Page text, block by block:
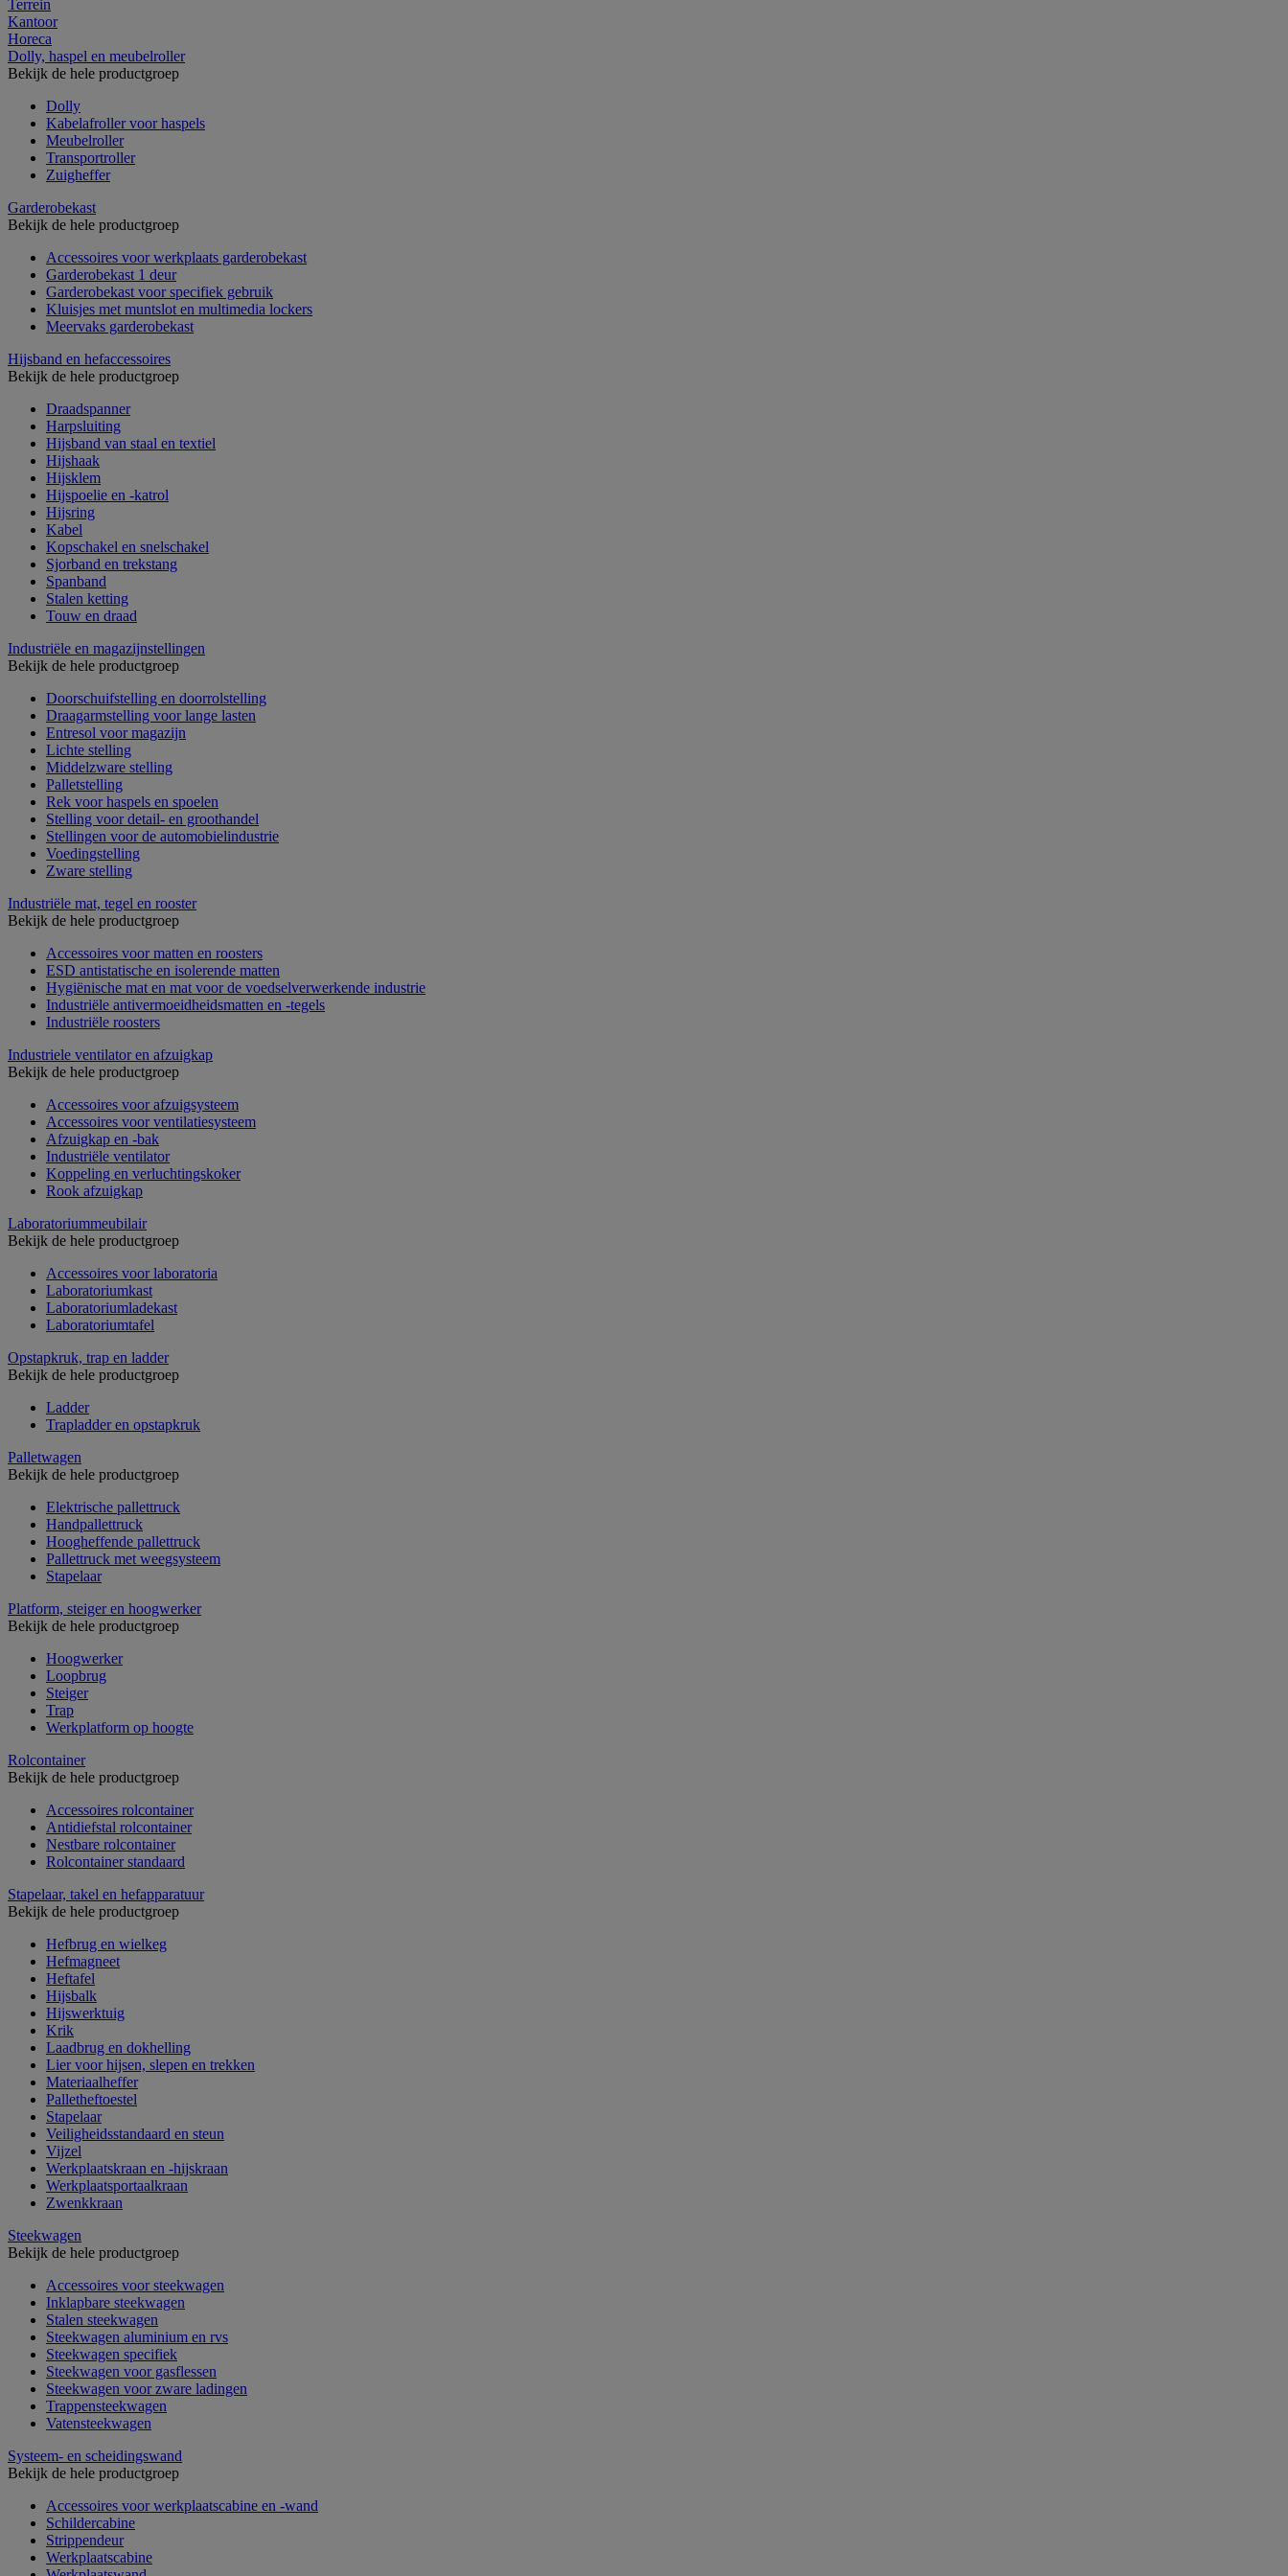
Terrein
Kantoor
Horeca
Dolly, haspel en meubelroller
Bekijk de hele productgroep
Dolly
Kabelafroller voor haspels
Meubelroller
Transportroller
Zuigheffer
Garderobekast
Bekijk de hele productgroep
Accessoires voor werkplaats garderobekast
Garderobekast 1 deur
Garderobekast voor specifiek gebruik
Kluisjes met muntslot en multimedia lockers
Meervaks garderobekast
Hijsband en hefaccessoires
Bekijk de hele productgroep
Draadspanner
Harpsluiting
Hijsband van staal en textiel
Hijshaak
Hijsklem
Hijspoelie en -katrol
Hijsring
Kabel
Kopschakel en snelschakel
Sjorband en trekstang
Spanband
Stalen ketting
Touw en draad
Industriële en magazijnstellingen
Bekijk de hele productgroep
Doorschuifstelling en doorrolstelling
Draagarmstelling voor lange lasten
Entresol voor magazijn
Lichte stelling
Middelzware stelling
Palletstelling
Rek voor haspels en spoelen
Stelling voor detail- en groothandel
Stellingen voor de automobielindustrie
Voedingstelling
Zware stelling
Industriële mat, tegel en rooster
Bekijk de hele productgroep
Accessoires voor matten en roosters
ESD antistatische en isolerende matten
Hygiënische mat en mat voor de voedselverwerkende industrie
Industriële antivermoeidheidsmatten en -tegels
Industriële roosters
Industriele ventilator en afzuigkap
Bekijk de hele productgroep
Accessoires voor afzuigsysteem
Accessoires voor ventilatiesysteem
Afzuigkap en -bak
Industriële ventilator
Koppeling en verluchtingskoker
Rook afzuigkap
Laboratoriummeubilair
Bekijk de hele productgroep
Accessoires voor laboratoria
Laboratoriumkast
Laboratoriumladekast
Laboratoriumtafel
Opstapkruk, trap en ladder
Bekijk de hele productgroep
Ladder
Trapladder en opstapkruk
Palletwagen
Bekijk de hele productgroep
Elektrische pallettruck
Handpallettruck
Hoogheffende pallettruck
Pallettruck met weegsysteem
Stapelaar
Platform, steiger en hoogwerker
Bekijk de hele productgroep
Hoogwerker
Loopbrug
Steiger
Trap
Werkplatform op hoogte
Rolcontainer
Bekijk de hele productgroep
Accessoires rolcontainer
Antidiefstal rolcontainer
Nestbare rolcontainer
Rolcontainer standaard
Stapelaar, takel en hefapparatuur
Bekijk de hele productgroep
Hefbrug en wielkeg
Hefmagneet
Heftafel
Hijsbalk
Hijswerktuig
Krik
Laadbrug en dokhelling
Lier voor hijsen, slepen en trekken
Materiaalheffer
Palletheftoestel
Stapelaar
Veiligheidsstandaard en steun
Vijzel
Werkplaatskraan en -hijskraan
Werkplaatsportaalkraan
Zwenkkraan
Steekwagen
Bekijk de hele productgroep
Accessoires voor steekwagen
Inklapbare steekwagen
Stalen steekwagen
Steekwagen aluminium en rvs
Steekwagen specifiek
Steekwagen voor gasflessen
Steekwagen voor zware ladingen
Trappensteekwagen
Vatensteekwagen
Systeem- en scheidingswand
Bekijk de hele productgroep
Accessoires voor werkplaatscabine en -wand
Schildercabine
Strippendeur
Werkplaatscabine